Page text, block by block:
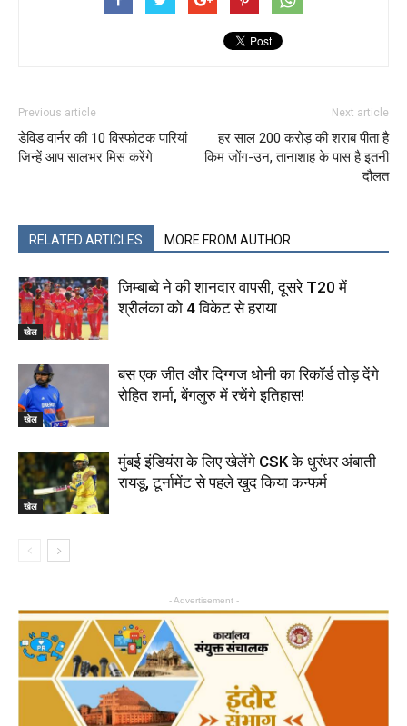
Previous article
डेविड वार्नर की 10 विस्फोटक पारियां
जिन्हें आप सालभर मिस करेंगे
Next article
हर साल 200 करोड़ की शराब पीता है
किम जोंग-उन, तानाशाह के पास है इतनी
दौलत
RELATED ARTICLES MORE FROM AUTHOR
खेल
जिम्बाब्वे ने की शानदार वापसी, दूसरे T20 में
श्रीलंका को 4 विकेट से हराया
खेल
बस एक जीत और दिग्गज धोनी का रिकॉर्ड तोड़ देंगे
रोहित शर्मा, बेंगलुरु में रचेंगे इतिहास!
खेल
मुंबई इंडियंस के लिए खेलेंगे CSK के धुरंधर अंबाती
रायडू, टूर्नामेंट से पहले खुद किया कन्फर्म
- Advertisement -